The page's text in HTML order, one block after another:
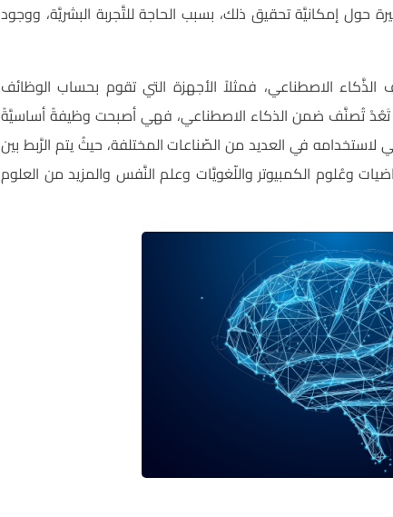
إمكانيَّة تحقيق ذلك، بسبب الحاجة للتَّجربة البشريَّة، ووجود
الذَّكاء الاصطناعي، فمثلاً الأجهزة التي تقوم بحساب الوظائف
تَعُدْ تُصنَّف ضمن الذكاء الاصطناعي، فهي أصبحت وظيفةً أساسيَّةً
في العديد من الصّناعات المختلفة، حيثُ يتم الرَّبط بين
وعُلوم الكمبيوتر واللّغويَّات وعلم النَّفس والمزيد من العلوم